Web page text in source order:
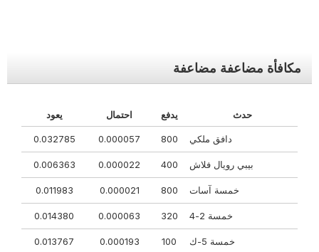
مكافأة مضاعفة مضاعفة
حدث يدفع احتمال يعود
دافق ملكي 800
0.000057
0.032785
بيبي رويال فلاش 400
0.000022
0.006363
خمسة آسات 800
0.000021
0.011983
خمسة 2-4 320
0.000063
0.014380
خمسة 5-ك 100
0.000193
0.013767